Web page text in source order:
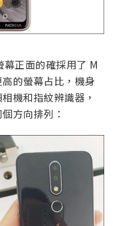
正面的確採用了 M
的螢幕占比，機身
機和指紋辨識器，
方向排列：